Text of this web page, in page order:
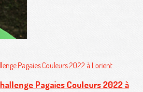
Pagaies Couleurs 2022 à